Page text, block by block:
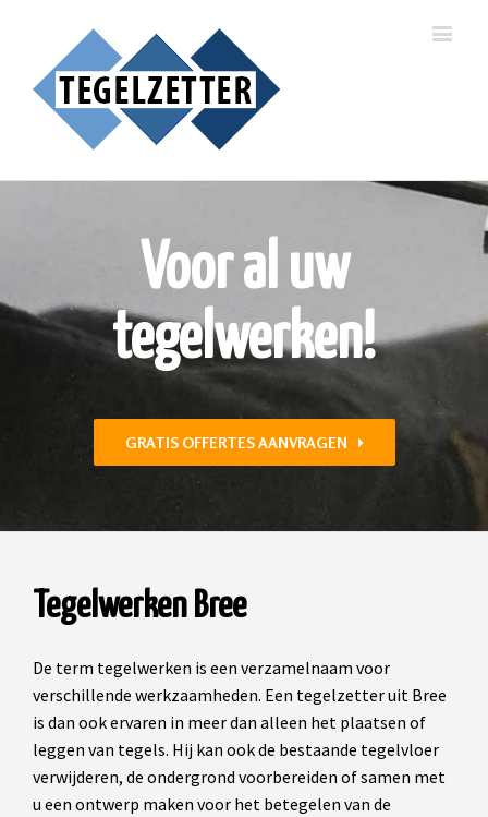
Voor al uw
tegelwerken!
GRATIS OFFERTES AANVRAGEN
Tegelwerken Bree
De term tegelwerken is een verzamelnaam voor
verschillende werkzaamheden. Een tegelzetter uit Bree
is dan ook ervaren in meer dan alleen het plaatsen of
leggen van tegels. Hij kan ook de bestaande tegelvloer
verwijderen, de ondergrond voorbereiden of samen met
u een ontwerp maken voor het betegelen van de